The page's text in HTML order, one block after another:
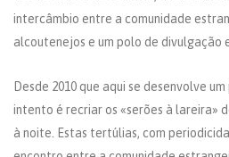
intercâmbio entre a comunidade
alcoutenejos e um polo de divulgação
Desde 2010 que aqui se desenvolve
intento é recriar os «serões à lareira»
à noite. Estas tertúlias, com